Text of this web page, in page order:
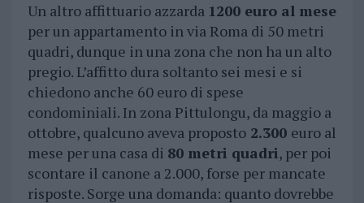
Un altro affittuario azzarda 1200 euro al mese
per un appartamento in via Roma di 50 metri
quadri, dunque in una zona che non ha un alto
pregio. L’affitto dura soltanto sei mesi e si
chiedono anche 60 euro di spese
condominiali. In zona Pittulongu, da maggio a
ottobre, qualcuno aveva proposto2.300 euro al
mese per una casa di 80 metri quadri, per poi
scontare il canone a 2.000, forse per mancate
risposte. Sorge una domanda: quanto dovrebbe